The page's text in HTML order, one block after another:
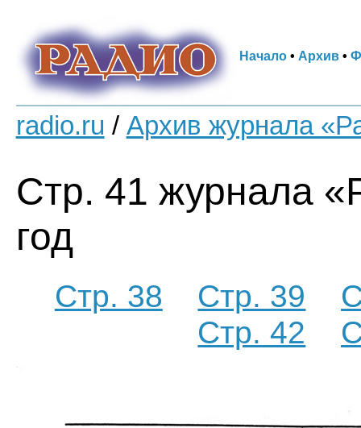
Начало• Архив•
radio.ru / Архив журнала
Стр. 41 журнала
год
Стр. 38 Стр. 39
Стр. 42